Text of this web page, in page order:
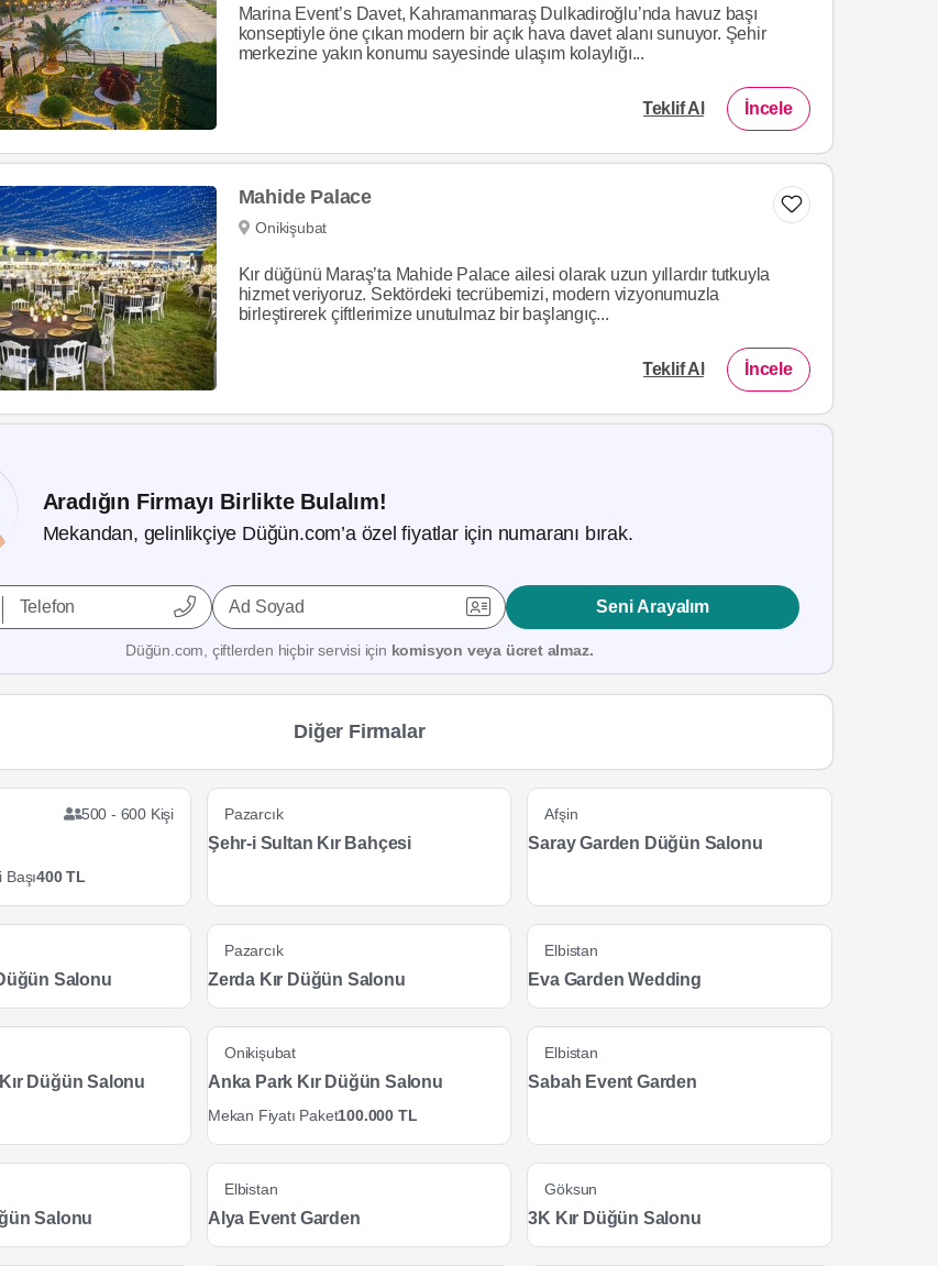
Marina Event’s Davet, Kahramanmaraş Dulkadiroğlu’nda havuz başı
konseptiyle öne çıkan modern bir açık hava davet alanı sunuyor. Şehir
merkezine yakın konumu sayesinde ulaşım kolaylığı...
Teklif Al İncele
Mahide Palace
Onikişubat
Kır düğünü Maraş’ta Mahide Palace ailesi olarak uzun yıllardır tutkuyla
hizmet veriyoruz. Sektördeki tecrübemizi, modern vizyonumuzla
birleştirerek çiftlerimize unutulmaz bir başlangıç...
Teklif Al İncele
Aradığın Firmayı Birlikte Bulalım!
Mekandan, gelinlikçiye Düğün.com’a özel fiyatlar için numaranı bırak.
Ad Soyad Seni Arayalım
Düğün.com, çiftlerden hiçbir servisi için komisyon veya ücret almaz.
Diğer Firmalar
500 - 600 Kişi
Başı400 TL
Pazarcık
Şehr-i Sultan Kır Bahçesi
Afşin
Saray Garden Düğün Salonu
Salonu
Pazarcık
Zerda Kır Düğün Salonu
Elbistan
Eva Garden Wedding
Düğün Salonu
Onikişubat
Anka Park Kır Düğün Salonu
Mekan Fiyatı Paket100.000 TL
Elbistan
Sabah Event Garden
Salonu
Elbistan
Alya Event Garden
Göksun
3K Kır Düğün Salonu